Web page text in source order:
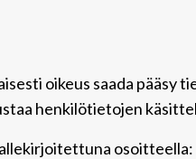
oikeus saada pääsy
henkilötietojen
osoitteella: